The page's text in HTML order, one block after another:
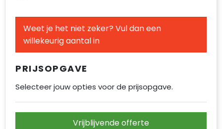
Weet je het niet zeker? Vul dan een
willekeurig aantal in
PRIJSOPGAVE
Selecteer jouw opties voor de prijsopgave.
Vrijblijvende offerte